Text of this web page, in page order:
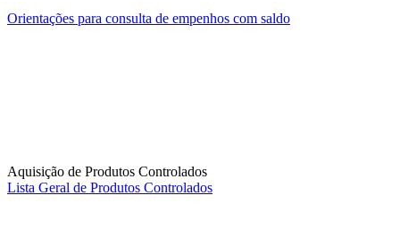
Orientações para consulta de empenhos com saldo
Aquisição de Produtos Controlados
Lista Geral de Produtos Controlados